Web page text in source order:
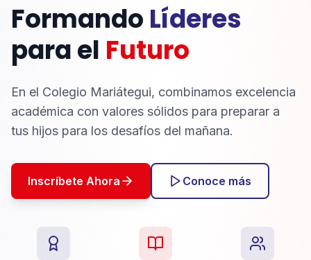
Formando Líderes
para el Futuro
En el Colegio Mariátegui, combinamos excelencia
académica con valores sólidos para preparar a
tus hijos para los desafíos del mañana.
Inscríbete Ahora Conoce más